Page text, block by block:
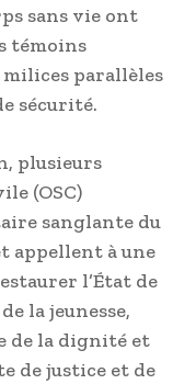
sans vie ont
témoins
milices parallèles
sécurité.
plusieurs
(OSC)
sanglante du
appellent à une
l’État de
la jeunesse,
de la dignité et
de justice et de